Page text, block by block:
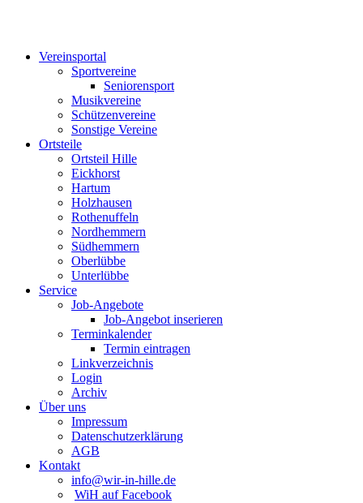
Vereinsportal
Sportvereine
Seniorensport
Musikvereine
Schützenvereine
Sonstige Vereine
Ortsteile
Ortsteil Hille
Eickhorst
Hartum
Holzhausen
Rothenuffeln
Nordhemmern
Südhemmern
Oberlübbe
Unterlübbe
Service
Job-Angebote
Job-Angebot inserieren
Terminkalender
Termin eintragen
Linkverzeichnis
Login
Archiv
Über uns
Impressum
Datenschutzerklärung
AGB
Kontakt
info@wir-in-hille.de
WiH auf Facebook